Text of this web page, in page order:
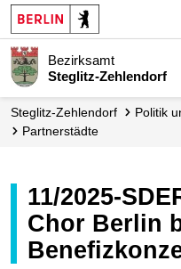
Bezirksamt
Steglitz-Zehlendorf
Steglitz-Zehlendorf Politik
Partnerstädte
11/2025-SDEROT– Shalom-
Chor Berlin